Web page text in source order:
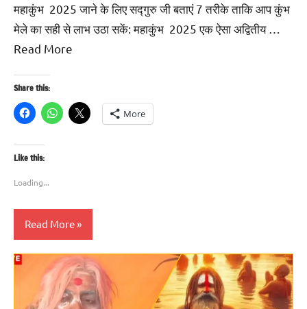
महाकुंभ 2025 जाने के लिए सद्गुरु जी बताएं 7 तरीके ताकि आप कुंभ
मेले का सही से लाभ उठा सकें: महाकुंभ 2025 एक ऐसा अद्वितीय …
Read More
Share this:
More
Like this:
Loading...
Read More
Blog
सनातन